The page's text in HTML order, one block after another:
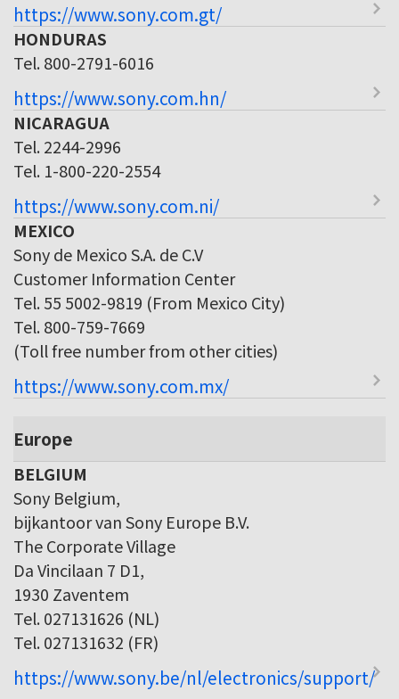
https://www.sony.com.gt/
HONDURAS
Tel. 800-2791-6016
https://www.sony.com.hn/
NICARAGUA
Tel. 2244-2996
Tel. 1-800-220-2554
https://www.sony.com.ni/
MEXICO
Sony de Mexico S.A. de C.V
Customer Information Center
Tel. 55 5002-9819 (From Mexico City)
Tel. 800-759-7669
(Toll free number from other cities)
https://www.sony.com.mx/
Europe
BELGIUM
Sony Belgium,
bijkantoor van Sony Europe B.V.
The Corporate Village
Da Vincilaan 7 D1,
1930 Zaventem
Tel. 027131626 (NL)
Tel. 027131632 (FR)
https://www.sony.be/nl/electronics/support/